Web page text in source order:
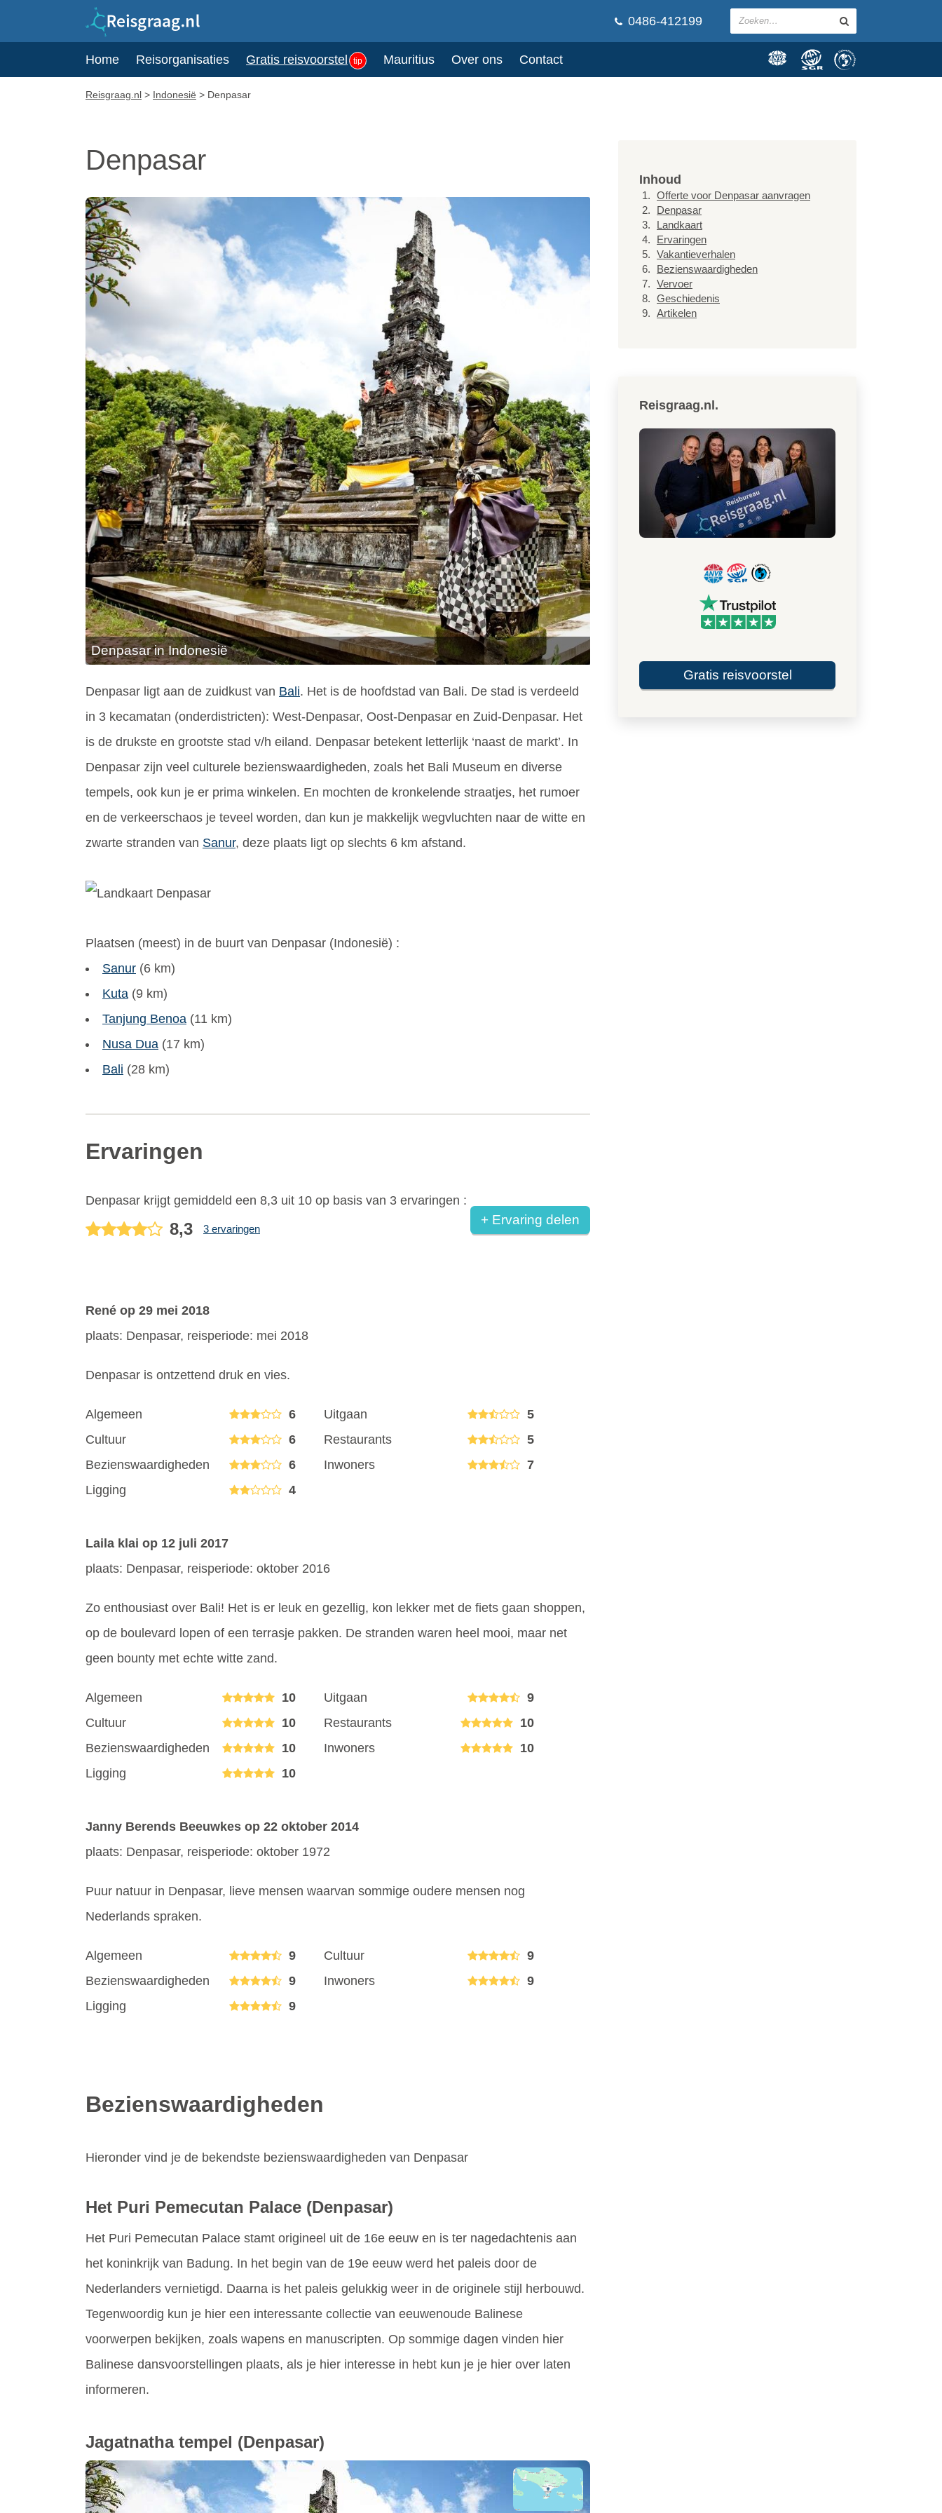
0486-412199
Home Reisorganisaties Gratis reisvoorstel tip Mauritius Over ons Contact
Reisgraag.nl > Indonesië > Denpasar
Denpasar
Denpasar in Indonesië
Denpasar ligt aan de zuidkust van Bali. Het is de hoofdstad van Bali. De stad is verdeeld
in 3 kecamatan (onderdistricten): West-Denpasar, Oost-Denpasar en Zuid-Denpasar. Het
is de drukste en grootste stad v/h eiland. Denpasar betekent letterlijk ‘naast de markt’. In
Denpasar zijn veel culturele bezienswaardigheden, zoals het Bali Museum en diverse
tempels, ook kun je er prima winkelen. En mochten de kronkelende straatjes, het rumoer
en de verkeerschaos je teveel worden, dan kun je makkelijk wegvluchten naar de witte en
zwarte stranden van Sanur, deze plaats ligt op slechts 6 km afstand.
Plaatsen (meest) in de buurt van Denpasar (Indonesië) :
Sanur (6 km)
Kuta (9 km)
Tanjung Benoa (11 km)
Nusa Dua (17 km)
Bali (28 km)
Ervaringen
Denpasar krijgt gemiddeld een 8,3 uit 10 op basis van 3 ervaringen :
8,3 3 ervaringen
+ Ervaring delen
René op 29 mei 2018
plaats: Denpasar, reisperiode: mei 2018
Denpasar is ontzettend druk en vies.
Algemeen 6 Uitgaan
5
Cultuur
6 Restaurants
5
Bezienswaardigheden
6 Inwoners
7
Ligging
4
Laila klai op 12 juli 2017
plaats: Denpasar, reisperiode: oktober 2016
Zo enthousiast over Bali! Het is er leuk en gezellig, kon lekker met de fiets gaan shoppen,
op de boulevard lopen of een terrasje pakken. De stranden waren heel mooi, maar net
geen bounty met echte witte zand.
Algemeen 10 Uitgaan
9
Cultuur
10 Restaurants
10
Bezienswaardigheden
10 Inwoners
10
Ligging
10
Janny Berends Beeuwkes op 22 oktober 2014
plaats: Denpasar, reisperiode: oktober 1972
Puur natuur in Denpasar, lieve mensen waarvan sommige oudere mensen nog
Nederlands spraken.
Algemeen 9 Cultuur
9
Bezienswaardigheden
9 Inwoners
9
Ligging
9
Bezienswaardigheden
Hieronder vind je de bekendste bezienswaardigheden van Denpasar
Het Puri Pemecutan Palace (Denpasar)
Het Puri Pemecutan Palace stamt origineel uit de 16e eeuw en is ter nagedachtenis aan
het koninkrijk van Badung. In het begin van de 19e eeuw werd het paleis door de
Nederlanders vernietigd. Daarna is het paleis gelukkig weer in de originele stijl herbouwd.
Tegenwoordig kun je hier een interessante collectie van eeuwenoude Balinese
voorwerpen bekijken, zoals wapens en manuscripten. Op sommige dagen vinden hier
Balinese dansvoorstellingen plaats, als je hier interesse in hebt kun je je hier over laten
informeren.
Jagatnatha tempel (Denpasar)
Inhoud
Offerte voor Denpasar aanvragen
Denpasar
Landkaart
Ervaringen
Vakantieverhalen
Bezienswaardigheden
Vervoer
Geschiedenis
Artikelen
Reisgraag.nl.
Gratis reisvoorstel